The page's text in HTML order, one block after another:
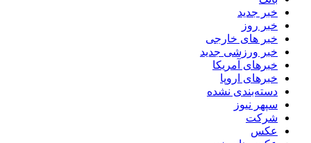
خبر جدید
خبر روز
خبر های خارجی
خبر ورزشی جدید
خبرهای آمریکا
خبرهای اروپا
دسته‌بندی نشده
سپهر نیوز
شرکت
عکس